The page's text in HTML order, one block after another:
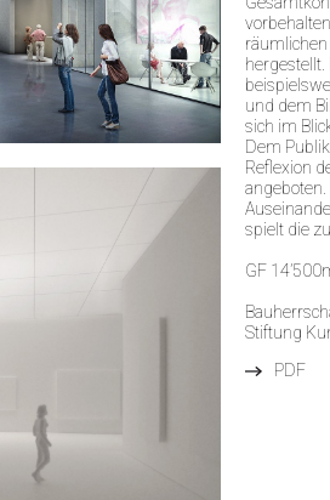
und dem
sich im
Dem
Reflexion
spielt die
GF
Stiftung
PDF